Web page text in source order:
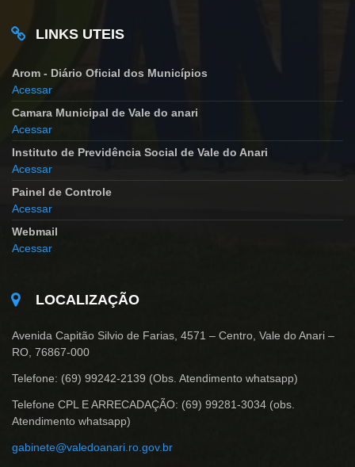
LINKS UTEIS
Arom - Diário Oficial dos Municípios
Acessar
Camara Municipal de Vale do anari
Acessar
Instituto de Previdência Social de Vale do Anari
Acessar
Painel de Controle
Acessar
Webmail
Acessar
LOCALIZAÇÃO
Avenida Capitão Silvio de Farias, 4571 – Centro, Vale do Anari –
RO, 76867-000
Telefone: (69) 99242-2139 (Obs. Atendimento whatsapp)
Telefone CPL E ARRECADAÇÃO: (69) 99281-3034 (obs.
Atendimento whatsapp)
gabinete@valedoanari.ro.gov.br